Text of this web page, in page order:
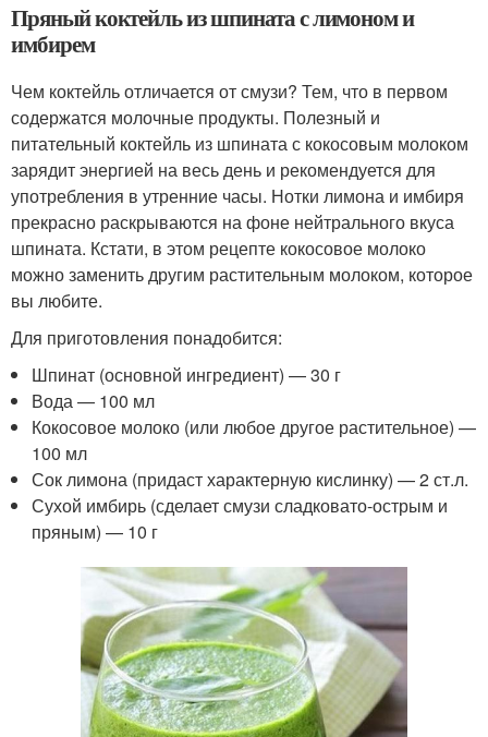
Пряный коктейль из шпината с лимоном и
имбирем
Чем коктейль отличается от смузи? Тем, что в первом
содержатся молочные продукты. Полезный и
питательный коктейль из шпината с кокосовым молоком
зарядит энергией на весь день и рекомендуется для
употребления в утренние часы. Нотки лимона и имбиря
прекрасно раскрываются на фоне нейтрального вкуса
шпината. Кстати, в этом рецепте кокосовое молоко
можно заменить другим растительным молоком, которое
вы любите.
Для приготовления понадобится:
Шпинат (основной ингредиент) — 30 г
Вода — 100 мл
Кокосовое молоко (или любое другое растительное) —
100 мл
Сок лимона (придаст характерную кислинку) — 2 ст.л.
Сухой имбирь (сделает смузи сладковато-острым и
пряным) — 10 г